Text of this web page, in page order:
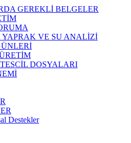
GEREKLİ BELGELER
YAPRAK VE SU ANALİZİ
DOSYALARI
Destekler